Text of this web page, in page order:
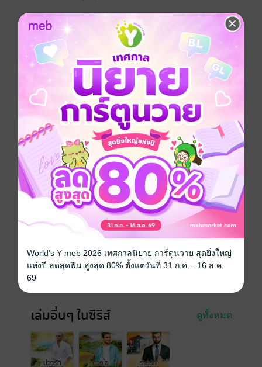
เขาหันไปสั่งลูกน้องมือขวาของตน เบนิโต้ก็รีบทำตามคำ
สั่งในทันที เธอตะโกนโวยวายเมื่อถูกจับยัดใส่เข้าไปในรถ
ด้วยความไม่ยินยอม
จอมมาเฟีย
ประเภทไฟล์ pdf, epub (สารบัญ)
วันที่วางขาย 12 พฤศจิกายน 2555
ความยาว 407 หน้า
ราคาปก 315 บาท (ประหยัด 26%)
สนใจเวอร์ชันกระดาษ เชิญทางนี้!
เวอร์ชันกระดาษมีวางขายที่เว็บไซต์สำนัก
พิมพ์ จะไม่มีขายโดย MEB นะจ๊ะ สามารถสั่ง
ซื้อ หรือติดต่อคนขายโดยตรงเลยจ้ะ
สั่งซื้อโดยตรงกับ สนพ.
เล่มอื่นๆ ในซีรีส์ ดูทั้งหมด
World's Y meb 2026 เทศกาลนิยาย การ์ตูนวาย สุดยิ่งใหญ่
แห่งปี ลดสุดฟิน สูงสุด 80% ตั้งแต่วันที่ 31 ก.ค. - 16 ส.ค.
69